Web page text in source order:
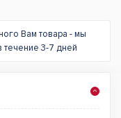
Вам товара - мы
3-7 дней